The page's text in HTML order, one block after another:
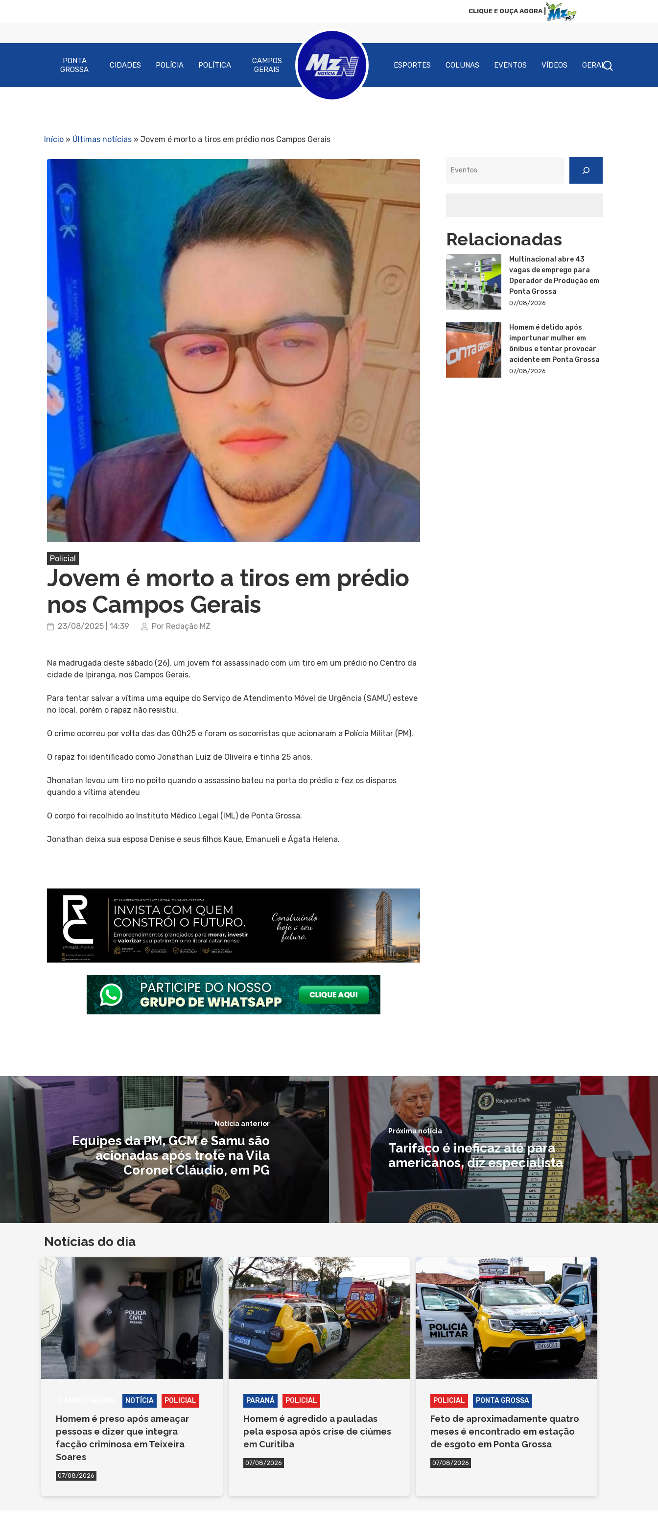
CLIQUE E OUÇA AGORA |
Pressione Enter para pesquisar ou ESC para fechar
PONTA
GROSSA
CIDADES POLÍCIA POLÍTICA
CAMPOS
GERAIS
ESPORTES COLUNAS EVENTOS VÍDEOS GERAL
Início » Últimas notícias » Jovem é morto a tiros em prédio nos Campos Gerais
Policial
Jovem é morto a tiros em prédio
nos Campos Gerais
23/08/2025 | 14:39 Por Redação MZ
Na madrugada deste sábado (26), um jovem foi assassinado com um tiro em um prédio no Centro da
cidade de Ipiranga, nos Campos Gerais.
Para tentar salvar a vítima uma equipe do Serviço de Atendimento Móvel de Urgência (SAMU) esteve
no local, porém o rapaz não resistiu.
O crime ocorreu por volta das das 00h25 e foram os socorristas que acionaram a Polícia Militar (PM).
O rapaz foi identificado como Jonathan Luiz de Oliveira e tinha 25 anos.
Jhonatan levou um tiro no peito quando o assassino bateu na porta do prédio e fez os disparos
quando a vítima atendeu
O corpo foi recolhido ao Instituto Médico Legal (IML) de Ponta Grossa.
Jonathan deixa sua esposa Denise e seus filhos Kaue, Emanueli e Ágata Helena.
Relacionadas
Multinacional abre 43
vagas de emprego para
Operador de Produção em
Ponta Grossa
07/08/2026
Homem é detido após
importunar mulher em
ônibus e tentar provocar
acidente em Ponta Grossa
07/08/2026
Notícia anterior
Equipes da PM, GCM e Samu são
acionadas após trote na Vila
Coronel Cláudio, em PG
Próxima notícia
Tarifaço é ineficaz até para
americanos, diz especialista
Notícias do dia
NOTÍCIA POLICIAL
Homem é preso após ameaçar
pessoas e dizer que integra
facção criminosa em Teixeira
Soares
07/08/2026
PARANÁ POLICIAL
Homem é agredido a pauladas
pela esposa após crise de ciúmes
em Curitiba
07/08/2026
POLICIAL PONTA GROSSA
Feto de aproximadamente quatro
meses é encontrado em estação
de esgoto em Ponta Grossa
07/08/2026